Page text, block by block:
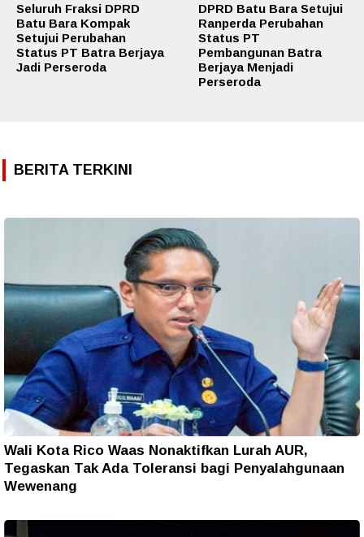
Seluruh Fraksi DPRD
Batu Bara Kompak
Setujui Perubahan
Status PT Batra Berjaya
Jadi Perseroda
DPRD Batu Bara Setujui
Ranperda Perubahan
Status PT
Pembangunan Batra
Berjaya Menjadi
Perseroda
BERITA TERKINI
Wali Kota Rico Waas Nonaktifkan Lurah AUR,
Tegaskan Tak Ada Toleransi bagi Penyalahgunaan
Wewenang